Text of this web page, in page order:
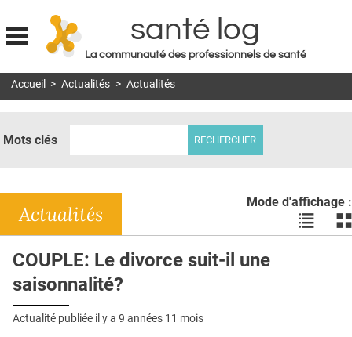
Jump to navigation
santé log
La communauté des professionnels de santé
MON COMPTE
DOSSIERS
RÉSEAUX
E-REVUE SAD
Accueil > Actualités > Actualités
Mots clés
Mode d'affichage :
Voir
les
les
Actualités
COUPLE: Le divorce suit-il une
saisonnalité?
Actualité publiée il y a 9 années 11 mois